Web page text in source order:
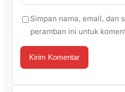
Simpan nama, email, dan
peramban ini untuk